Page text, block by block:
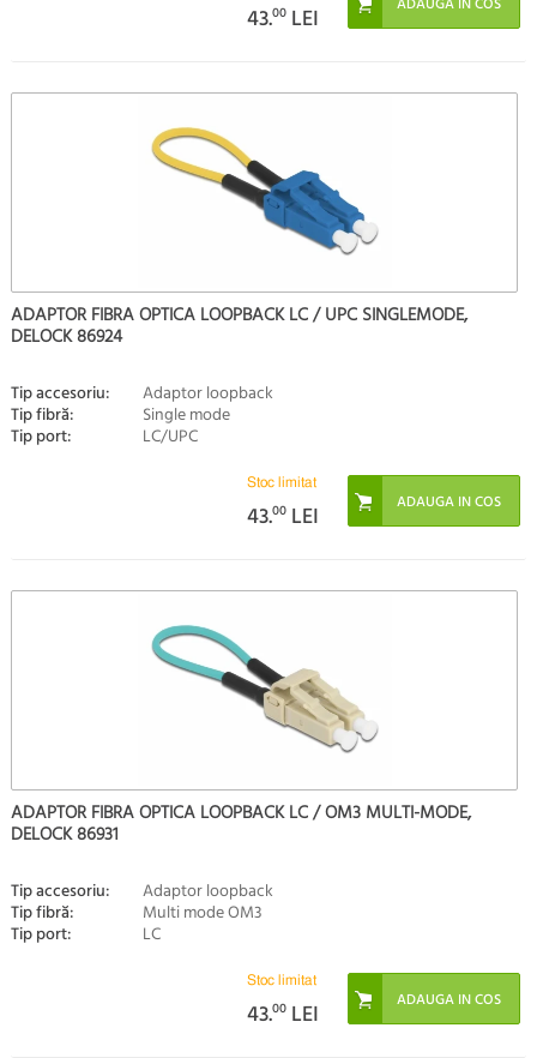
43.00 LEI
ADAPTOR FIBRA OPTICA LOOPBACK LC / UPC SINGLEMODE,
DELOCK 86924
Tip accesoriu: Adaptor loopback
Tip fibră: Single mode
Tip port: LC/UPC
Stoc limitat
43.00 LEI
ADAPTOR FIBRA OPTICA LOOPBACK LC / OM3 MULTI-MODE,
DELOCK 86931
Tip accesoriu: Adaptor loopback
Tip fibră: Multi mode OM3
Tip port: LC
Stoc limitat
43.00 LEI